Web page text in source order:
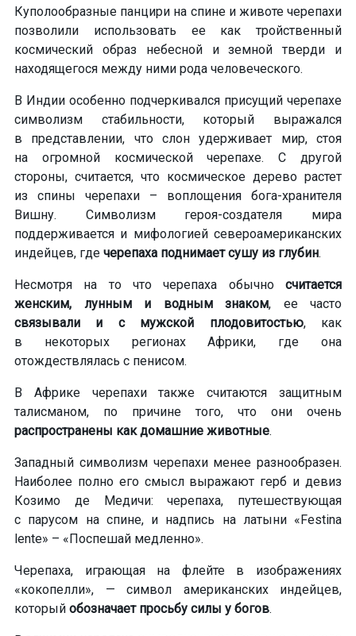
Куполообразные панцири на спине и животе черепахи
позволили использовать ее как тройственный
космический образ небесной и земной тверди и
находящегося между ними рода человеческого.
В Индии особенно подчеркивался присущий черепахе
символизм стабильности, который выражался
в представлении, что слон удерживает мир, стоя
на огромной космической черепахе. С другой
стороны, считается, что космическое дерево растет
из спины черепахи – воплощения бога-хранителя
Вишну. Символизм героя-создателя мира
поддерживается и мифологией североамериканских
индейцев, где черепаха поднимает сушу из глубин.
Несмотря на то что черепаха обычно считается
женским, лунным и водным знаком, ее часто
связывали и с мужской плодовитостью, как
в некоторых регионах Африки, где она
отождествлялась с пенисом.
В Африке черепахи также считаются защитным
талисманом, по причине того, что они очень
распространены как домашние животные.
Западный символизм черепахи менее разнообразен.
Наиболее полно его смысл выражают герб и девиз
Козимо де Медичи: черепаха, путешествующая
с парусом на спине, и надпись на латыни «Festina
lente» – «Поспешай медленно».
Черепаха, играющая на флейте в изображениях
«кокопелли», — символ американских индейцев,
который обозначает просьбу силы у богов.